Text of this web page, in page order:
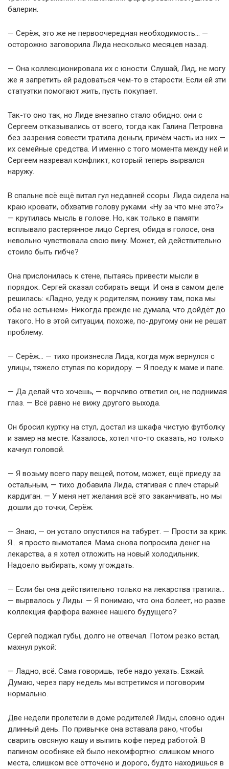
балерин.
— Серёж, это же не первоочередная необходимость… —
осторожно заговорила Лида несколько месяцев назад.
— Она коллекционировала их с юности. Слушай, Лид, не могу
же я запретить ей радоваться чем-то в старости. Если ей эти
статуэтки помогают жить, пусть покупает.
Так-то оно так, но Лиде внезапно стало обидно: они с
Сергеем отказывались от всего, тогда как Галина Петровна
без зазрения совести тратила деньги, причём часть из них —
их семейные средства. И именно с того момента между ней и
Сергеем назревал конфликт, который теперь вырвался
наружу.
В спальне всё ещё витал гул недавней ссоры. Лида сидела на
краю кровати, обхватив голову руками. «Ну за что мне это?»
— крутилась мысль в голове. Но, как только в памяти
всплывало растерянное лицо Сергея, обида в голосе, она
невольно чувствовала свою вину. Может, ей действительно
стоило быть гибче?
Она прислонилась к стене, пытаясь привести мысли в
порядок. Сергей сказал собирать вещи. И она в самом деле
решилась: «Ладно, уеду к родителям, поживу там, пока мы
оба не остынем». Никогда прежде не думала, что дойдёт до
такого. Но в этой ситуации, похоже, по-другому они не решат
проблему.
— Серёж… — тихо произнесла Лида, когда муж вернулся с
улицы, тяжело ступая по коридору. — Я поеду к маме и папе.
— Да делай что хочешь, — ворчливо ответил он, не поднимая
глаз. — Всё равно не вижу другого выхода.
Он бросил куртку на стул, достал из шкафа чистую футболку
и замер на месте. Казалось, хотел что-то сказать, но только
качнул головой.
— Я возьму всего пару вещей, потом, может, ещё приеду за
остальным, — тихо добавила Лида, стягивая с плеч старый
кардиган. — У меня нет желания всё это заканчивать, но мы
дошли до точки, Серёж.
— Знаю, — он устало опустился на табурет. — Прости за крик.
Я… я просто вымотался. Мама снова попросила денег на
лекарства, а я хотел отложить на новый холодильник.
Надоело выбирать, кому угождать.
— Если бы она действительно только на лекарства тратила…
— вырвалось у Лиды. — Я понимаю, что она болеет, но разве
коллекция фарфора важнее нашего будущего?
Сергей поджал губы, долго не отвечал. Потом резко встал,
махнул рукой:
— Ладно, всё. Сама говоришь, тебе надо уехать. Езжай.
Думаю, через пару недель мы встретимся и поговорим
нормально.
Две недели пролетели в доме родителей Лиды, словно один
длинный день. По привычке она вставала рано, чтобы
сварить овсяную кашу и выпить кофе перед работой. В
папином особняке ей было некомфортно: слишком много
места, слишком всё отточено и дорого, будто находишься в